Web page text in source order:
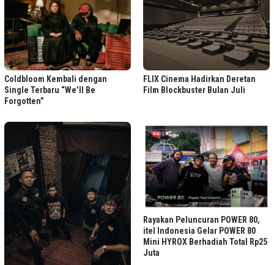
Coldbloom Kembali dengan
Single Terbaru “We’ll Be
Forgotten”
FLIX Cinema Hadirkan Deretan
Film Blockbuster Bulan Juli
Rayakan Peluncuran POWER 80,
itel Indonesia Gelar POWER 80
Mini HYROX Berhadiah Total Rp25
Juta